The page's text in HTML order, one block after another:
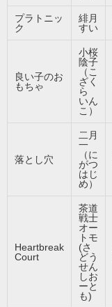
プラトニッ
ク
緋月
すい
良い子のお
もちゃ
小桜
陰子
（こ
ざく
ら
いん
こ）
落とし穴
二月
一
（に
がつ
はじ
め）
Heartbreak
Court
茶道
戦士
オー
トモ
(さ
どう
せん
しお
ーと
も)